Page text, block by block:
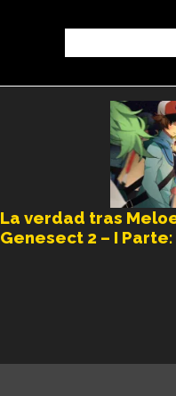
La verdad tras
Genesect 2 – I